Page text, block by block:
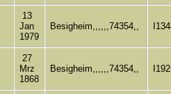
13
Jan
1979
Besigheim,,,,,,74354,,
27
Mrz
1868
Besigheim,,,,,,74354,,